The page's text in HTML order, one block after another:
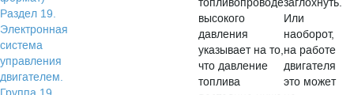
Раздел 19.
Электронная
система
управления
двигателем.
высокого
давления
указывает на то,
что давление
топлива
Или
наоборот,
на работе
двигателя
это может